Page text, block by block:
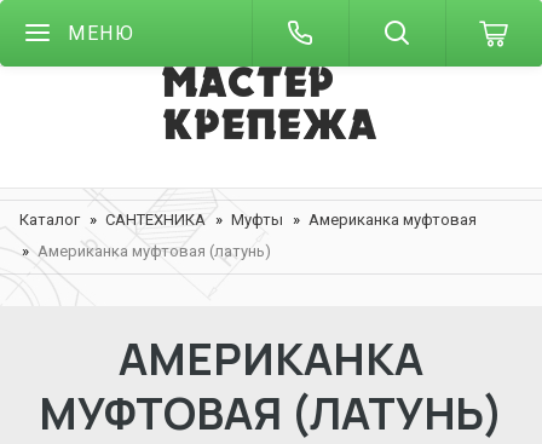
МЕНЮ
Каталог САНТЕХНИКА Муфты
Американка муфтовая
Американка муфтовая (латунь)
АМЕРИКАНКА
МУФТОВАЯ (ЛАТУНЬ)